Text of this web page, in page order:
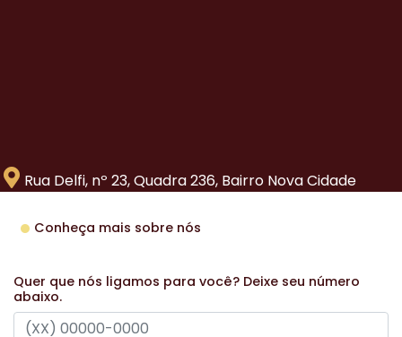
Rua Delfi, nº 23, Quadra 236, Bairro Nova Cidade
Conheça mais sobre nós
Quer que nós ligamos para você? Deixe seu número
abaixo.